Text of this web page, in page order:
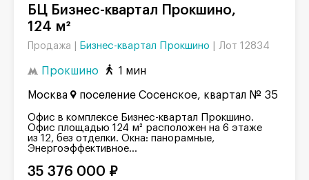
БЦ Бизнес-квартал Прокшино,
124 м²
Продажа | Бизнес-квартал Прокшино Лот 12834
Прокшино 1 мин
Москва поселение Сосенское, квартал № 35
Офис в комплексе Бизнес-квартал Прокшино.
Офис площадью 124 м² расположен на 6 этаже
из 12, без отделки. Окна: панорамные,
Энергоэффективное...
35 376 000 ₽